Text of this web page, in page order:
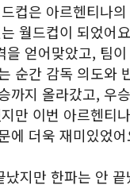
컵은 아르헨티나
월드컵이 되었어
얻어맞았고, 팀
순간 감독 의도와
까지 올라갔고, 우
만 이번 아르헨티
에 더욱 재미있었
지만 한파는 안 끝